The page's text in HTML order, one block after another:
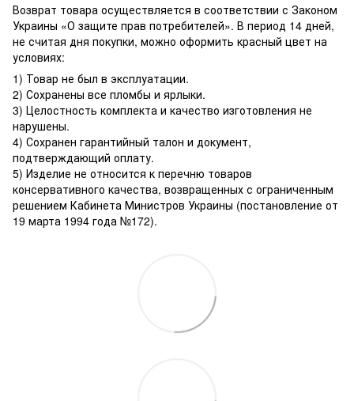
Возврат товара осуществляется в соответствии с Законом
Украины «О защите прав потребителей». В период 14 дней,
не считая дня покупки, можно оформить красный цвет на
условиях:
1) Товар не был в эксплуатации.
2) Сохранены все пломбы и ярлыки.
3) Целостность комплекта и качество изготовления не
нарушены.
4) Сохранен гарантийный талон и документ,
подтверждающий оплату.
5) Изделие не относится к перечню товаров
консервативного качества, возвращенных с ограниченным
решением Кабинета Министров Украины (постановление от
19 марта 1994 года №172).